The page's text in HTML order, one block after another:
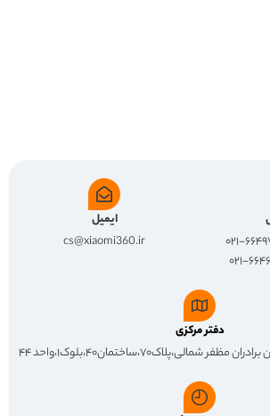
ایمیل
cs@xiaomi360.ir
دفتر مرکزی
شمالی،پلاک۷۰،ساختمان۴۰،بلوک۱،واحد ۴۴